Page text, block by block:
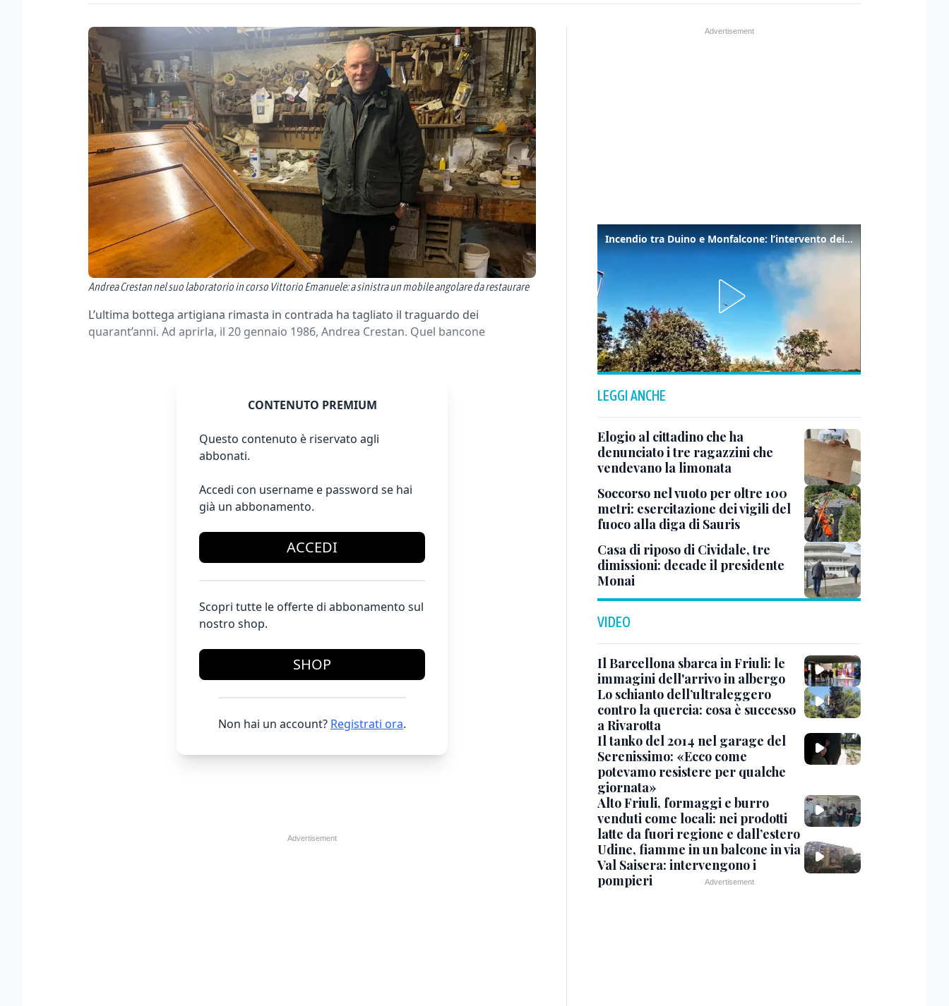
Andrea Crestan nel suo laboratorio in corso Vittorio Emanuele: a sinistra un mobile angolare da restaurare
L’ultima bottega artigiana rimasta in contrada ha tagliato il traguardo dei
quarant’anni. Ad aprirla, il 20 gennaio 1986, Andrea Crestan. Quel bancone
CONTENUTO PREMIUM
Questo contenuto è riservato agli
abbonati.
Accedi con username e password se hai
già un abbonamento.
ACCEDI
Scopri tutte le offerte di abbonamento sul
nostro shop.
SHOP
Non hai un account? Registrati ora.
Incendio tra Duino e Monfalcone: l’intervento dei vigili del fuoco
LEGGI ANCHE
Elogio al cittadino che ha
denunciato i tre ragazzini che
vendevano la limonata
Soccorso nel vuoto per oltre 100
metri: esercitazione dei vigili del
fuoco alla diga di Sauris
Casa di riposo di Cividale, tre
dimissioni: decade il presidente
Monai
VIDEO
Il Barcellona sbarca in Friuli: le
immagini dell'arrivo in albergo
Lo schianto dell’ultraleggero
contro la quercia: cosa è successo
a Rivarotta
Il tanko del 2014 nel garage del
Serenissimo: «Ecco come
potevamo resistere per qualche
giornata»
Alto Friuli, formaggi e burro
venduti come locali: nei prodotti
latte da fuori regione e dall’estero
Udine, fiamme in un balcone in via
Val Saisera: intervengono i
pompieri